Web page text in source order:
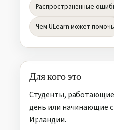
Распространенные
Чем ULearn может помочь
Для кого это
Студенты,
день или начинающие
Ирландии.